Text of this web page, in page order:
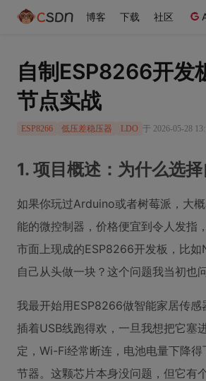
博客 下载 社区
自制ESP8266开发
节点实战
ESP8266 低压差稳压器 LDO 于 2026-05-28
1. 项目概述：为什么选
如果你玩过Arduino或者树莓派，大
能的微控制器，价格便宜到令人发指
市面上现成的ESP8266开发板，比
自己从头做一块？这个问题我当初也
我最开始用ESP8266做智能家居传
插着USB线跑得欢，一旦我想把它塞
定，Wi-Fi经常断连，电池电量下降
节器。这颗芯片本身没问题，但它有